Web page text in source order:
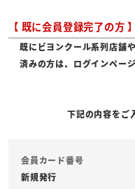
【 既に会員登録完了の方 】
既にビヨンクール系列店舗
済みの方は、ログインペー
下記の内容をご
会員カード番号
新規発行